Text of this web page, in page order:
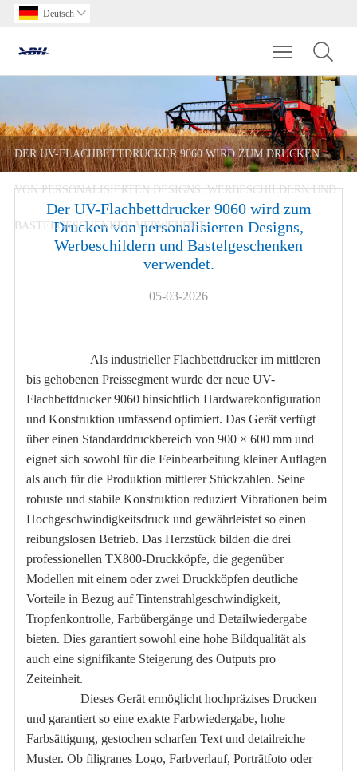
Deutsch 
Toggle
DER UV-FLACHBETTDRUCKER 9060 WIRD ZUM DRUCKEN
VON PERSONALISIERTEN DESIGNS, WERBESCHILDERN UND
BASTELGESCHENKEN VERWENDET.
Der UV-Flachbettdrucker 9060 wird zum
Drucken von personalisierten Designs,
Werbeschildern und Bastelgeschenken
verwendet.
05-03-2026
Als industrieller Flachbettdrucker im mittleren
bis gehobenen Preissegment wurde der neue UV-
Flachbettdrucker 9060 hinsichtlich Hardwarekonfiguration
und Konstruktion umfassend optimiert. Das Gerät verfügt
über einen Standarddruckbereich von 900 × 600 mm und
eignet sich sowohl für die Feinbearbeitung kleiner Auflagen
als auch für die Produktion mittlerer Stückzahlen. Seine
robuste und stabile Konstruktion reduziert Vibrationen beim
Hochgeschwindigkeitsdruck und gewährleistet so einen
reibungslosen Betrieb. Das Herzstück bilden die drei
professionellen TX800-Druckköpfe, die gegenüber
Modellen mit einem oder zwei Druckköpfen deutliche
Vorteile in Bezug auf Tintenstrahlgeschwindigkeit,
Tropfenkontrolle, Farbübergänge und Detailwiedergabe
bieten. Dies garantiert sowohl eine hohe Bildqualität als
auch eine signifikante Steigerung des Outputs pro
Zeiteinheit.
Dieses Gerät ermöglicht hochpräzises Drucken
und garantiert so eine exakte Farbwiedergabe, hohe
Farbsättigung, gestochen scharfen Text und detailreiche
Muster. Ob filigranes Logo, Farbverlauf, Porträtfoto oder